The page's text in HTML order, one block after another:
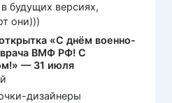
будущих версиях,
они)))
«С днём военно-
ВМФ РФ! С
— 31 июля
дизайнеры